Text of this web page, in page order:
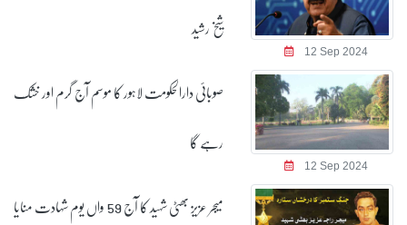
12 Sep 2024
شیخ رشید
12 Sep 2024
صوبائی دارالحکومت لاہور کا موسم آج گرم اور خشک
رہے گا
میجر عزیز بھٹی شہید کا آج 59 واں یوم شہادت منایا